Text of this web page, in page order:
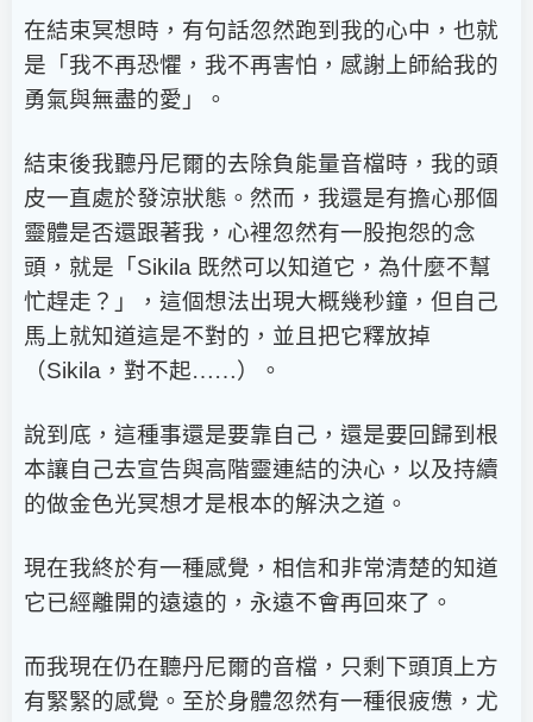
在結束冥想時，有句話忽然跑到我的心中，也就
是「我不再恐懼，我不再害怕，感謝上師給我的
勇氣與無盡的愛」。
結束後我聽丹尼爾的去除負能量音檔時，我的頭
皮一直處於發涼狀態。然而，我還是有擔心那個
靈體是否還跟著我，心裡忽然有一股抱怨的念
頭，就是「 Sikila 既然可以知道它，為什麼不幫
忙趕走？」，這個想法出現大概幾秒鐘，但自己
馬上就知道這是不對的，並且把它釋放掉
（Sikila ，對不起……）。
說到底，這種事還是要靠自己，還是要回歸到根
本讓自己去宣告與高階靈連結的決心，以及持續
的做金色光冥想才是根本的解決之道。
現在我終於有一種感覺，相信和非常清楚的知道
它已經離開的遠遠的，永遠不會再回來了。
而我現在仍在聽丹尼爾的音檔，只剩下頭頂上方
有緊緊的感覺。至於身體忽然有一種很疲憊，尤